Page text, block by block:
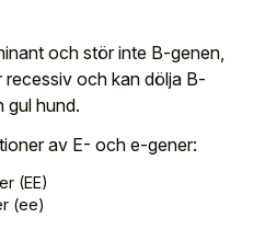
och stör inte B-genen,
recessiv och kan dölja B-
gul hund.
av E- och e-gener:
(EE)
(ee)